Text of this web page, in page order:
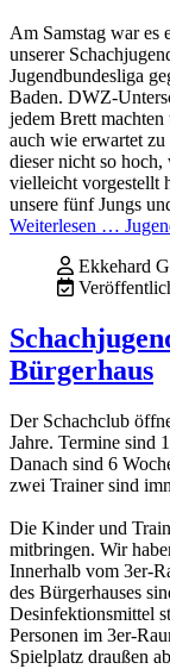
Am Samstag war es
unserer
Jugendbundesliga
Baden. DWZ-
jedem Brett machten
auch wie erwartet
dieser nicht so hoch,
vielleicht vorgestellt
unsere fünf Jungs
Weiterlesen …
Ekkehard
Bürgerhaus
Der Schachclub
Jahre. Termine sind
Danach sind 6
zwei Trainer sind
Die Kinder und
mitbringen. Wir
Innerhalb vom 3er-
des Bürgerhauses
Desinfektionsmittel
Personen im 3er-
Spielplatz draußen